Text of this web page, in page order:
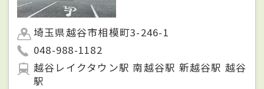
埼玉県越谷市相模町3-246-1
048-988-1182
越谷レイクタウン駅 南越谷駅 新越谷駅 越谷
駅